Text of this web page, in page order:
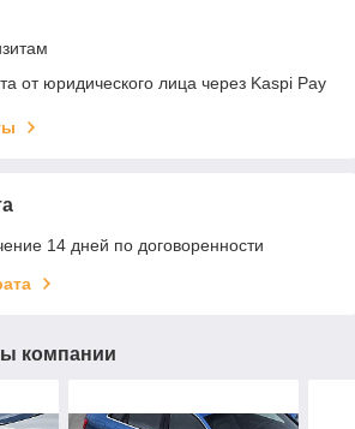
от юридического лица через Kaspi Pay
14 дней по договоренности
компании